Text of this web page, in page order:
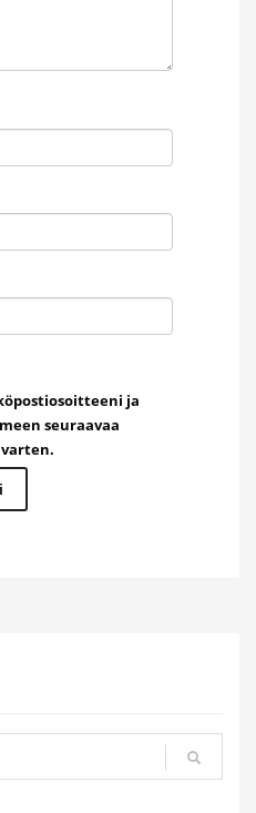
ja
seuraavaa